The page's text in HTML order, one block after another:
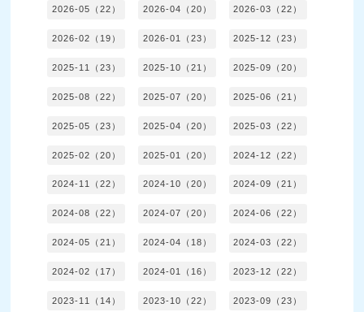
2026-05（22） 2026-04（20） 2026-03（22）
2026-02（19） 2026-01（23） 2025-12（23）
2025-11（23） 2025-10（21） 2025-09（20）
2025-08（22） 2025-07（20） 2025-06（21）
2025-05（23） 2025-04（20） 2025-03（22）
2025-02（20） 2025-01（20） 2024-12（22）
2024-11（22） 2024-10（20） 2024-09（21）
2024-08（22） 2024-07（20） 2024-06（22）
2024-05（21） 2024-04（18） 2024-03（22）
2024-02（17） 2024-01（16） 2023-12（22）
2023-11（14） 2023-10（22） 2023-09（23）